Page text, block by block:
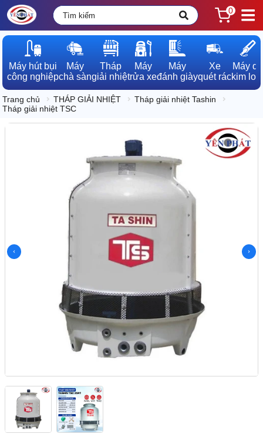
0
Máy hút bụi
công nghiệp
Máy
chà sàn
Tháp
giải nhiệt
Máy
rửa xe
Máy
đánh giày
Xe
quét rác
Máy dò
kim loại
Trang chủ THÁP GIẢI NHIỆT
Tháp giải nhiệt Tashin
Tháp giải nhiệt TSC